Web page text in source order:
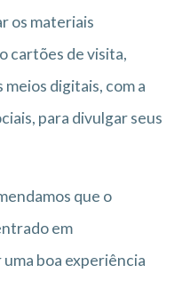
os materiais
cartões de visita,
digitais, com a
para divulgar seus
que o
em
boa experiência